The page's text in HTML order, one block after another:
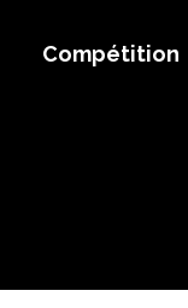
Compétition